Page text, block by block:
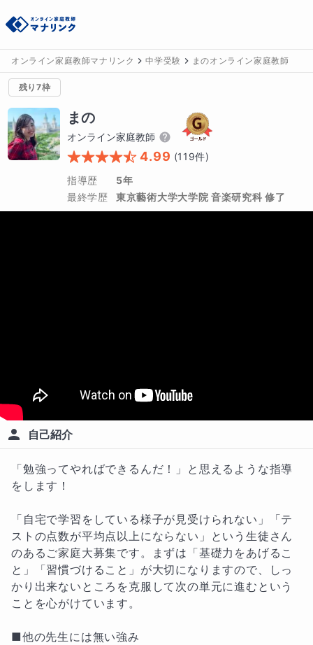
オンライン家庭教師マナリンク 中学受験 まのオンライン家庭教師
残り7枠
まの
オンライン家庭教師
4.99 (119件)
指導歴
5年
最終学歴
東京藝術大学大学院 音楽研究科 修了
自己紹介
「勉強ってやればできるんだ！」と思えるような指導
をします！
「自宅で学習をしている様子が見受けられない」「テ
ストの点数が平均点以上にならない」という生徒さん
のあるご家庭大募集です。まずは「基礎力をあげるこ
と」「習慣づけること」が大切になりますので、しっ
かり出来ないところを克服して次の単元に進むという
ことを心がけています。
■他の先生には無い強み